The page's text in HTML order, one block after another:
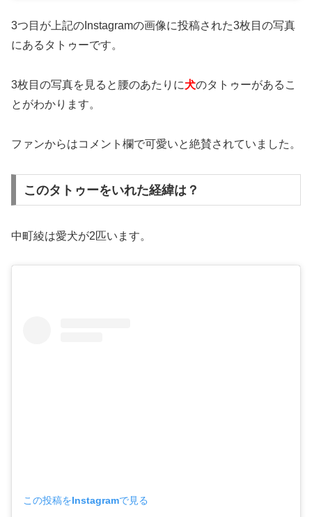
3つ目が上記のInstagramの画像に投稿された3枚目の写真
にあるタトゥーです。
3枚目の写真を見ると腰のあたりに犬のタトゥーがあるこ
とがわかります。
ファンからはコメント欄で可愛いと絶賛されていました。
このタトゥーをいれた経緯は？
中町綾は愛犬が2匹います。
この投稿をInstagramで見る